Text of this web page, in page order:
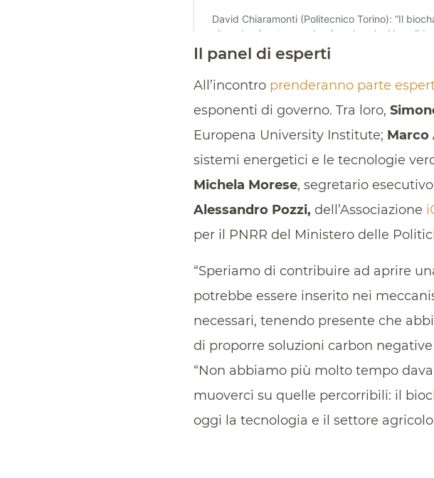
Il panel di esperti
All’incontro prenderanno parte
esponenti di governo. Tra loro,
Europena University Institute; Marco
sistemi energetici e le tecnologie
Michela Morese, segretario
Alessandro Pozzi, dell’Associazione
per il PNRR del Ministero delle
“Speriamo di contribuire ad aprire
potrebbe essere inserito nei
necessari, tenendo presente che
di proporre soluzioni carbon
“Non abbiamo più molto tempo
muoverci su quelle percorribili: il
oggi la tecnologia e il settore